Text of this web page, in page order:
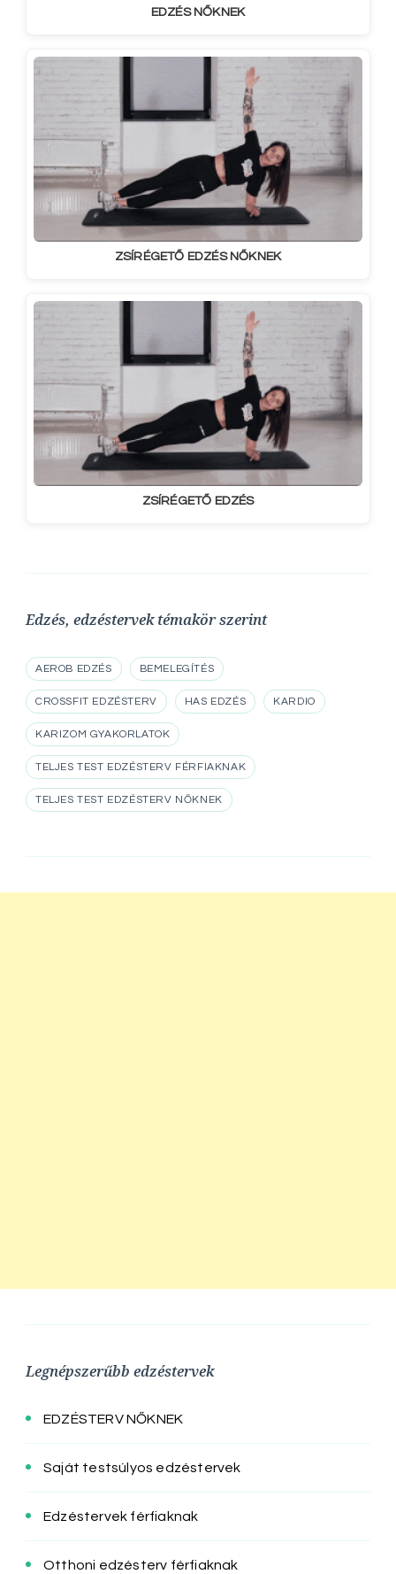
EDZÉS NŐKNEK
ZSÍRÉGETŐ EDZÉS NŐKNEK
ZSÍRÉGETŐ EDZÉS
Edzés, edzéstervek témakör szerint
AEROB EDZÉS BEMELEGÍTÉS
CROSSFIT EDZÉSTERV HAS EDZÉS KARDIO
KARIZOM GYAKORLATOK
TELJES TEST EDZÉSTERV FÉRFIAKNAK
TELJES TEST EDZÉSTERV NŐKNEK
Legnépszerűbb edzéstervek
EDZÉSTERV NŐKNEK
Saját testsúlyos edzéstervek
Edzéstervek férfiaknak
Otthoni edzésterv férfiaknak